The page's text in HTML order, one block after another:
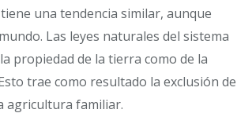
una tendencia similar, aunque
Las leyes naturales del sistema
propiedad de la tierra como de la
trae como resultado la exclusión de
agricultura familiar.